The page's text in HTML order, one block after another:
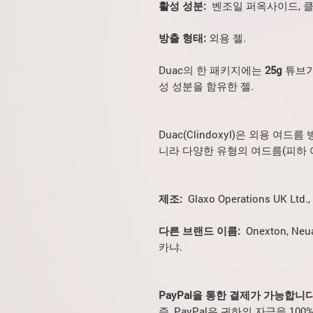
활성 성분: 벤조일 퍼옥사이드,
방출 형태: 외용 젤.
Duac의 한 패키지에는 25g 튜브
성 성분을 함유한 젤.
Duac(Clindoxyl)은 외용 여드름
니라 다양한 유형의 여드름(피하
제조: Glaxo Operations UK
다른 브랜드 이름: Onexton,
카냐.
PayPal을 통한 결제가 가능합니